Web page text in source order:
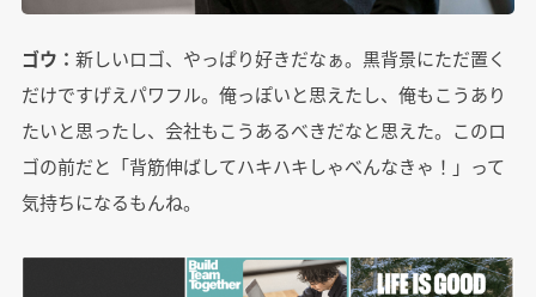
ゴウ： 新しいロゴ、やっぱり好きだなぁ。黒背景にただ置く
だけですげえパワフル。俺っぽいと思えたし、俺もこうあり
たいと思ったし、会社もこうあるべきだなと思えた。このロ
ゴの前だと「背筋伸ばしてハキハキしゃべんなきゃ！」って
気持ちになるもんね。